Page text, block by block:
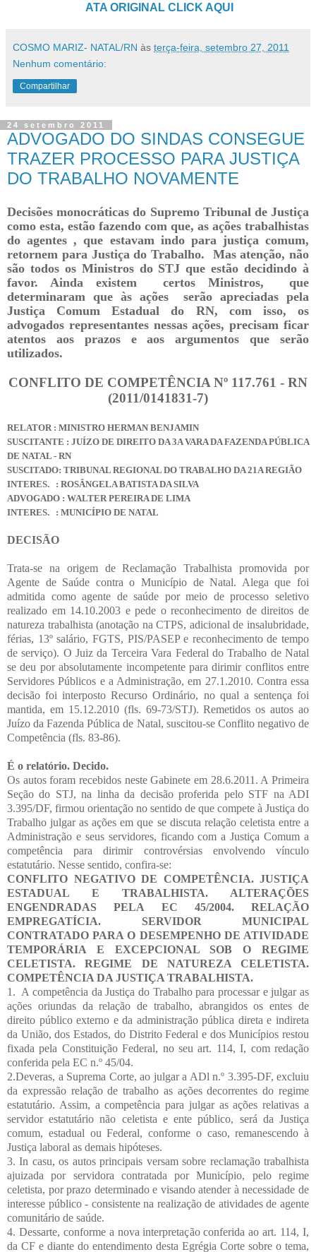
ATA ORIGINAL CLICK AQUI
COSMO MARIZ- NATAL/RN às terça-feira, setembro 27, 2011
Nenhum comentário:
Compartilhar
24 setembro 2011
ADVOGADO DO SINDAS CONSEGUE
TRAZER PROCESSO PARA JUSTIÇA
DO TRABALHO NOVAMENTE
Decisões monocráticas do Supremo Tribunal de Justiça
como esta, estão fazendo com que, as ações trabalhistas
do agentes , que estavam indo para justiça comum,
retornem para Justiça do Trabalho. Mas atenção, não
são todos os Ministros do STJ que estão decidindo à
favor. Ainda existem certos Ministros, que
determinaram que às ações serão apreciadas pela
Justiça Comum Estadual do RN, com isso, os
advogados representantes nessas ações, precisam ficar
atentos aos prazos e aos argumentos que serão
utilizados.
CONFLITO DE COMPETÊNCIA Nº 117.761 - RN
(2011/0141831-7)
RELATOR : MINISTRO HERMAN BENJAMIN
SUSCITANTE : JUÍZO DE DIREITO DA 3A VARA DA FAZENDA PÚBLICA
DE NATAL - RN
SUSCITADO: TRIBUNAL REGIONAL DO TRABALHO DA 21A REGIÃO
INTERES.
: ROSÂNGELA BATISTA DA SILVA
ADVOGADO : WALTER PEREIRA DE LIMA
INTERES.
: MUNICÍPIO DE NATAL
DECISÃO
Trata-se na origem de Reclamação Trabalhista promovida por
Agente de Saúde contra o Município de Natal. Alega que foi
admitida como agente de saúde por meio de processo seletivo
realizado em 14.10.2003 e pede o reconhecimento de direitos de
natureza trabalhista (anotação na CTPS, adicional de insalubridade,
férias, 13º salário, FGTS, PIS/PASEP e reconhecimento de tempo
de serviço). O Juiz da Terceira Vara Federal do Trabalho de Natal
se deu por absolutamente incompetente para dirimir conflitos entre
Servidores Públicos e a Administração, em 27.1.2010. Contra essa
decisão foi interposto Recurso Ordinário, no qual a sentença foi
mantida, em 15.12.2010 (fls. 69-73/STJ). Remetidos os autos ao
Juízo da Fazenda Pública de Natal, suscitou-se Conflito negativo de
Competência (fls. 83-86).
É o relatório. Decido.
Os autos foram recebidos neste Gabinete em 28.6.2011. A Primeira
Seção do STJ, na linha da decisão proferida pelo STF na ADI
3.395/DF, firmou orientação no sentido de que compete à Justiça do
Trabalho julgar as ações em que se discuta relação celetista entre a
Administração e seus servidores, ficando com a Justiça Comum a
competência para dirimir controvérsias envolvendo vínculo
estatutário. Nesse sentido, confira-se:
CONFLITO NEGATIVO DE COMPETÊNCIA. JUSTIÇA
ESTADUAL E TRABALHISTA. ALTERAÇÕES
ENGENDRADAS PELA EC 45/2004. RELAÇÃO
EMPREGATÍCIA. SERVIDOR MUNICIPAL
CONTRATADO PARA O DESEMPENHO DE ATIVIDADE
TEMPORÁRIA E EXCEPCIONAL SOB O REGIME
CELETISTA. REGIME DE NATUREZA CELETISTA.
COMPETÊNCIA DA JUSTIÇA TRABALHISTA.
1. A competência da Justiça do Trabalho para processar e julgar as
ações oriundas da relação de trabalho, abrangidos os entes de
direito público externo e da administração pública direta e indireta
da União, dos Estados, do Distrito Federal e dos Municípios restou
fixada pela Constituição Federal, no seu art. 114, I, com redação
conferida pela EC n.º 45/04.
2.Deveras, a Suprema Corte, ao julgar a ADl n.º 3.395-DF, excluiu
da expressão relação de trabalho as ações decorrentes do regime
estatutário. Assim, a competência para julgar as ações relativas a
servidor estatutário não celetista e ente público, será da Justiça
comum, estadual ou Federal, conforme o caso, remanescendo à
Justiça laboral as demais hipóteses.
3. In casu, os autos principais versam sobre reclamação trabalhista
ajuizada por servidora contratada por Município, pelo regime
celetista, por prazo determinado e visando atender à necessidade de
interesse público - consistente na realização de atividades de agente
comunitário de saúde.
4. Dessarte, conforme a nova interpretação conferida ao art. 114, I,
da CF e diante do entendimento desta Egrégia Corte sobre o tema,